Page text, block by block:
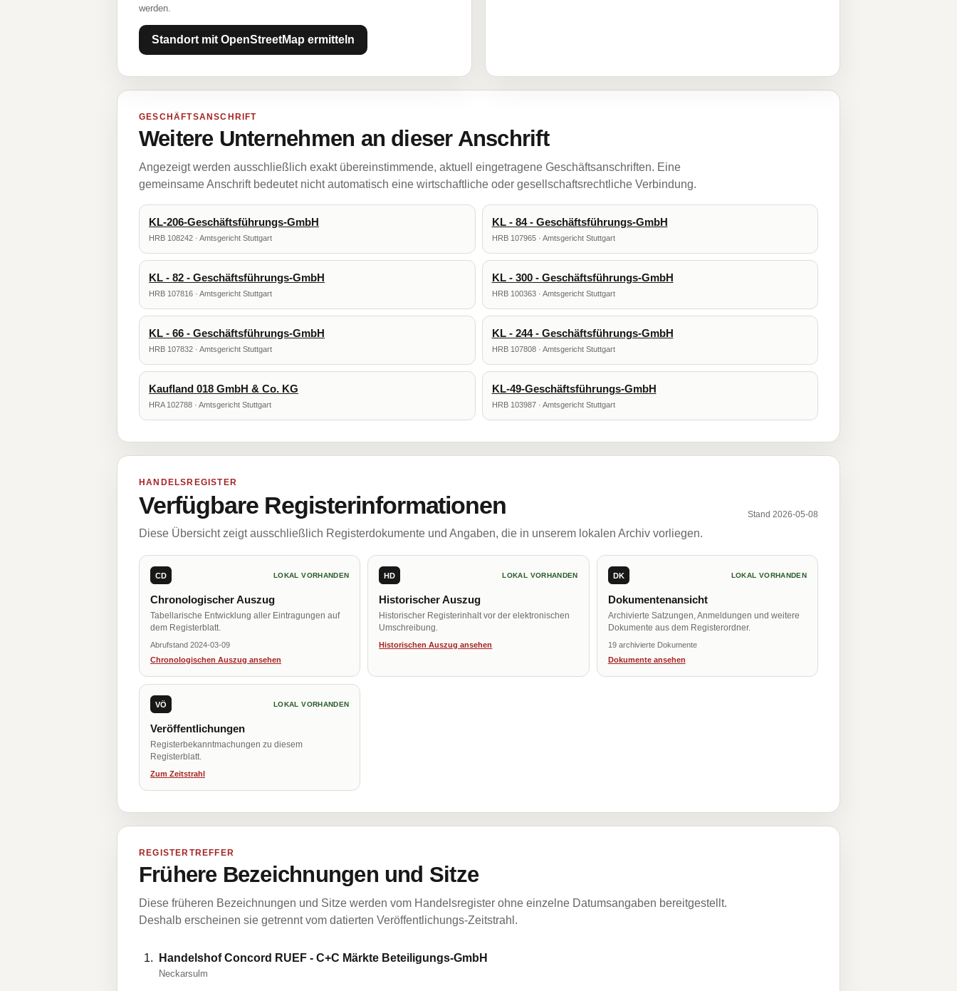
werden.
Standort mit OpenStreetMap ermitteln
GESCHÄFTSANSCHRIFT
Weitere Unternehmen an dieser Anschrift
Angezeigt werden ausschließlich exakt übereinstimmende, aktuell eingetragene Geschäftsanschriften. Eine
gemeinsame Anschrift bedeutet nicht automatisch eine wirtschaftliche oder gesellschaftsrechtliche Verbindung.
KL-206-Geschäftsführungs-GmbH
HRB 108242 · Amtsgericht Stuttgart
KL - 84 - Geschäftsführungs-GmbH
HRB 107965 · Amtsgericht Stuttgart
KL - 82 - Geschäftsführungs-GmbH
HRB 107816 · Amtsgericht Stuttgart
KL - 300 - Geschäftsführungs-GmbH
HRB 100363 · Amtsgericht Stuttgart
KL - 66 - Geschäftsführungs-GmbH
HRB 107832 · Amtsgericht Stuttgart
KL - 244 - Geschäftsführungs-GmbH
HRB 107808 · Amtsgericht Stuttgart
Kaufland 018 GmbH & Co. KG
HRA 102788 · Amtsgericht Stuttgart
KL-49-Geschäftsführungs-GmbH
HRB 103987 · Amtsgericht Stuttgart
HANDELSREGISTER
Verfügbare Registerinformationen Stand 2026-05-08
Diese Übersicht zeigt ausschließlich Registerdokumente und Angaben, die in unserem lokalen Archiv vorliegen.
CD LOKAL VORHANDEN
Chronologischer Auszug
Tabellarische Entwicklung aller Eintragungen auf
dem Registerblatt.
Abrufstand 2024-03-09
Chronologischen Auszug ansehen
HD LOKAL VORHANDEN
Historischer Auszug
Historischer Registerinhalt vor der elektronischen
Umschreibung.
Historischen Auszug ansehen
DK LOKAL VORHANDEN
Dokumentenansicht
Archivierte Satzungen, Anmeldungen und weitere
Dokumente aus dem Registerordner.
19 archivierte Dokumente
Dokumente ansehen
VÖ LOKAL VORHANDEN
Veröffentlichungen
Registerbekanntmachungen zu diesem
Registerblatt.
Zum Zeitstrahl
REGISTERTREFFER
Frühere Bezeichnungen und Sitze
Diese früheren Bezeichnungen und Sitze werden vom Handelsregister ohne einzelne Datumsangaben bereitgestellt.
Deshalb erscheinen sie getrennt vom datierten Veröffentlichungs-Zeitstrahl.
Handelshof Concord RUEF - C+C Märkte Beteiligungs-GmbH
Neckarsulm